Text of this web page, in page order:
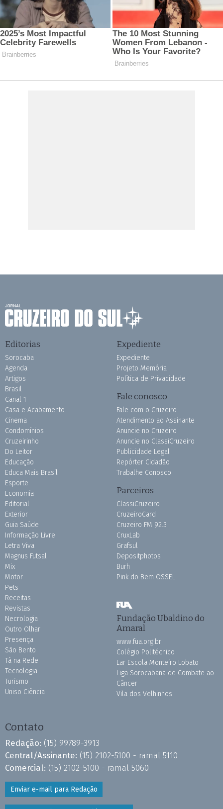
Editorias
Sorocaba
Agenda
Artigos
Brasil
Canal 1
Casa e Acabamento
Cinema
Condomínios
Cruzeirinho
Do Leitor
Educação
Educa Mais Brasil
Esporte
Economia
Editorial
Exterior
Guia Saúde
Informação Livre
Letra Viva
Magnus Futsal
Mix
Motor
Pets
Receitas
Revistas
Necrologia
Outro Olhar
Presença
São Bento
Tá na Rede
Tecnologia
Turismo
Uniso Ciência
Expediente
Expediente
Projeto Memória
Política de Privacidade
Fale conosco
Fale com o Cruzeiro
Atendimento ao Assinante
Anuncie no Cruzeiro
Anuncie no ClassiCruzeiro
Publicidade Legal
Repórter Cidadão
Trabalhe Conosco
Parceiros
ClassiCruzeiro
CruzeiroCard
Cruzeiro FM 92.3
CruxLab
Grafsul
Depositphotos
Burh
Pink do Bem OSSEL
Fundação Ubaldino do
Amaral
www.fua.org.br
Colégio Politécnico
Lar Escola Monteiro Lobato
Liga Sorocabana de Combate ao
Câncer
Vila dos Velhinhos
Contato
Redação: (15) 99789-3913
Central/Assinante: (15) 2102-5100 - ramal 5110
Comercial: (15) 2102-5100 - ramal 5060
Enviar e-mail para Redação